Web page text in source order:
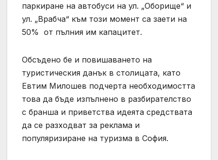
паркиране на автобуси на ул. „Оборище“ и
ул. „Врабча“ към този момент са заети на
50% от пълния им капацитет.
Обсъдено бе и повишаването на
туристическия данък в столицата, като
Евтим Милошев подчерта необходимостта
това да бъде изпълнено в разбирателство
с бранша и приветства идеята средствата
да се разходват за реклама и
популяризиране на туризма в София.